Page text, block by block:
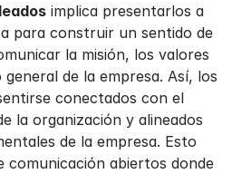
implica presentarlos a
para construir un sentido de
la misión, los valores
de la empresa. Así, los
conectados con el
la organización y alineados
de la empresa. Esto
comunicación abiertos donde